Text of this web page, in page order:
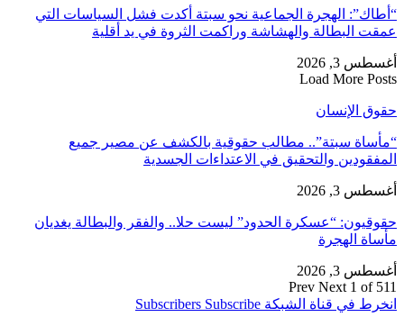
“أطاك”: الهجرة الجماعية نحو سبتة أكدت فشل السياسات التي
عمقت البطالة والهشاشة وراكمت الثروة في يد أقلية
أغسطس 3, 2026
Load More Posts
حقوق الإنسان
“مأساة سبتة”.. مطالب حقوقية بالكشف عن مصير جميع
المفقودين والتحقيق في الاعتداءات الجسدية
أغسطس 3, 2026
حقوقيون: “عسكرة الحدود” ليست حلا.. والفقر والبطالة يغديان
مأساة الهجرة
أغسطس 3, 2026
Prev Next 1 of 511
انخرط في قناة الشبكة
Subscribers Subscribe